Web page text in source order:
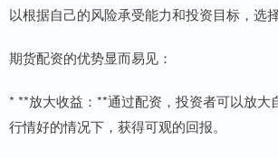
以根据自己的风险承受能力和投资目标，选
期货配资的优势显而易见：
* **放大收益：**通过配资，投资者可以放大
行情好的情况下，获得可观的回报。